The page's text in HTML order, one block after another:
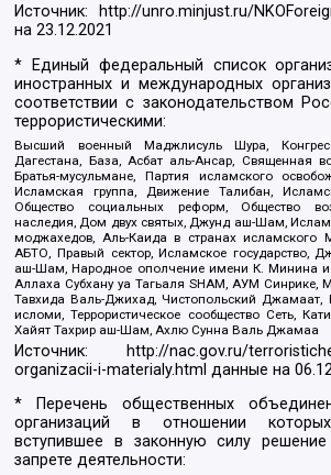
Источник: http://unro.minjust.ru/
на23.12.2021
* Единый федеральный список
иностранных и международных
соответствии с законодательством
террористическими:
Высший военный Маджлисуль Шура,
Дагестана, База, Асбат аль-Ансар, Священная
Братья-мусульмане, Партия исламского
Исламская группа, Движение Талибан,
Общество социальных реформ, Общество
наследия, Дом двух святых, Джунд аш-Шам,
моджахедов, Аль-Каида в странах исламского
АБТО, Правый сектор, Исламское государство,
аш-Шам, Народное ополчение имени К. Минина
Аллаха Субхану уа Тагьаля SHAM, АУМ
Тавхида Валь-Джихад, Чистопольский Джамаат,
исломи, Террористическое сообщество Сеть,
Хайят Тахрир аш-Шам, Ахлю Сунна Валь Джамаа
Источник:
http://nac.gov.ru/
organizacii-i-materialy.html данные на
* Перечень общественных
организаций в отношении
вступившее в законную силу
запрете деятельности: